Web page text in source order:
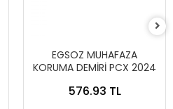
EGSOZ MUHAFAZA
KORUMA DEMİRİ PCX 2024
576.93 TL